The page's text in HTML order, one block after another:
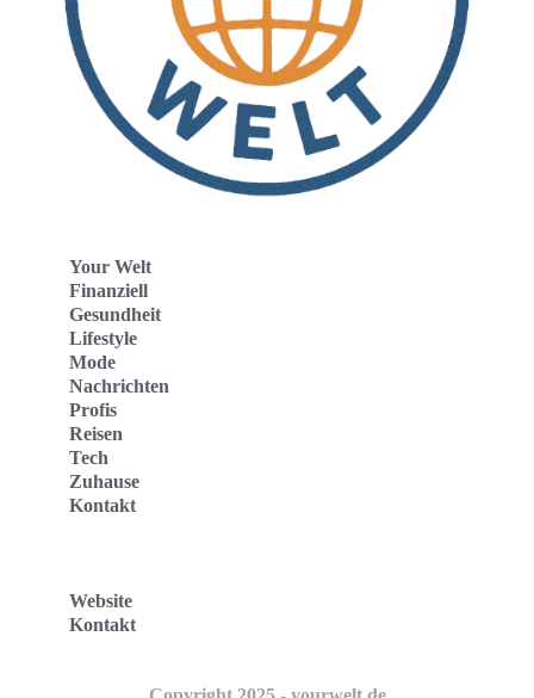
Your Welt
Finanziell
Gesundheit
Lifestyle
Mode
Nachrichten
Profis
Reisen
Tech
Zuhause
Kontakt
Website
Kontakt